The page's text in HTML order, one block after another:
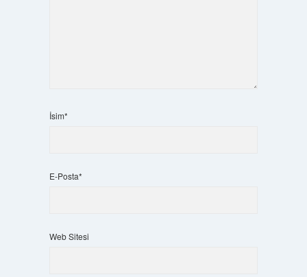
İsim*
E-Posta*
Web Sitesi